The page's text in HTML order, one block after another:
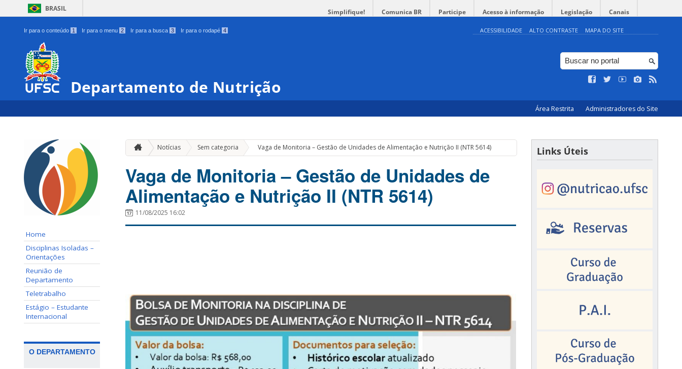
BRASIL Simplifique! Comunica BR Participe Acesso à informação Legislação Canais
Ir para o conteúdo 1 Ir para o menu 2 Ir para a busca 3 Ir para o rodapé 4 ACESSIBILIDADE ALTO CONTRASTE MAPA DO SITE
Departamento de Nutrição
Área Restrita Administradores do Site
Home
Disciplinas Isoladas –
Orientações
Reunião de
Departamento
Teletrabalho
Estágio – Estudante
Internacional
O DEPARTAMENTO
Notícias Sem categoria » Vaga de Monitoria – Gestão de Unidades de Alimentação e Nutrição II (NTR 5614)
Vaga de Monitoria – Gestão de Unidades de
Alimentação e Nutrição II (NTR 5614)
11/08/2025 16:02
Links Úteis